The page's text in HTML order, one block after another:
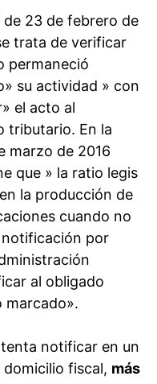
de 23 de febrero de
trata de verificar
permaneció
su actividad » con
el acto al
tributario. En la
marzo de 2016
que » la ratio legis
la producción de
cuando no
notificación por
al obligado
marcado».
notificar en un
fiscal, más